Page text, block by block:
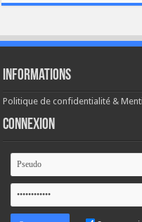
Informations
Politique de confidentialité &
Connexion